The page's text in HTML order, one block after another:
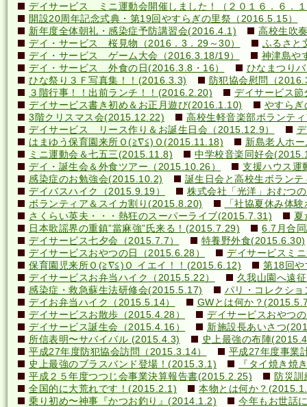
デイサービス ミニ運動会開催しました！（２０１６．６．
開設20周年記念式典・第19回やすらぎの里祭（2016.5.15）
新年度全体朝礼・感染症予防講習会(2016.4.1)
高校生吹
デイ・サービス 桜見物（2016．3．29～30）
ふるさと
デイ・サービス ゲーム大会（2016.3.18/19）
神津島や
デイ・サービス 外食の日(2016.3.8・16）
ひなまつり
ひな祭り３Ｆ写真集！！(2016.3.3)
防犯協会慰問（
３階行事！！出前ランチ！！(2016.2.20)
デイサービス
デイサービス書き初め＆お正月遊び(2016.1.10)
やすら
3階クリスマス会(2015.12.22)
高校生軽音楽部ボランテ
デイサービス リース作り＆お誕生日会（2015.12.9）
はまゆう保育園来所Ｏ(≧∇≦)Ｏ(2015.11.18)
新島老人ホ
ミニ運動会＆七五三(2015.11.8)
中学校音楽同好会
デイ・誕生会＆外食ツアー（2015.10.26）
支援ハウス運
感染症のお勉強会(2015.10.2)
誕生日会と高校生ボラン
デイバスハイク（2015.9.19）
株式会社「光洋」おむつ
ボランティア＆スイカ割り(2015.8.20)
「社協夏休み体
さくらい英夫・・・熱狂のスーパーライブ(2015.7.31)
夏
日本歌謡界の重鎮”當麻強”氏来る！(2015.7.29)
6.7月合
デイサービス七夕会（2015.7.7）
特養野外食(2015.6.30)
デイサービスおやつの日（2015.6.28）
デイサービスミ
保育園児来所Ｏ(≧∇≦)Ｏ イエイ！！(2015.6.12)
第18回
デイサービスお弁当ハイク（2015.5.22）
久我山園へ遠
感染症・救急蘇生法研修会(2015.5.17)
パリ・コレクシ
デイお弁当ハイク（2015.5.14）
GWとは何か？
デイサービスお散歩（2015.4.28）
デイサービスおやつ
デイサービス誕生会（2015.4.16）
新施設長あいさつ
所信表明〜サバイバル (2015.4.3)
史上最強の布陣
平成27年度防犯協会訪問（2015.3.14）
平成27年度事業
史上最強のブラスバンド登場！(2015.3.1)
『タイ焼き焼
平成２５年度つつじ会事業決算報告書(2015.2.25)
防災
全国的に大荒れです！(2015.2.1)
本物とは何か？
乗り初め〜神事『かつお釣り』(2014.1.2)
今年もお世話